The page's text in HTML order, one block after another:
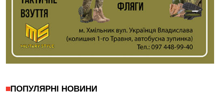
ПОПУЛЯРНІ НОВИНИ